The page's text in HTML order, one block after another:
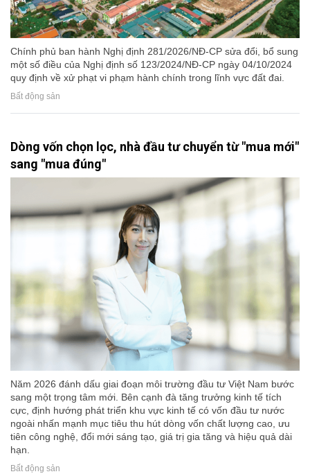
Chính phủ ban hành Nghị định 281/2026/NĐ-CP sửa đổi, bổ sung
một số điều của Nghị định số 123/2024/NĐ-CP ngày 04/10/2024
quy định về xử phạt vi phạm hành chính trong lĩnh vực đất đai.
Bất động sản
Dòng vốn chọn lọc, nhà đầu tư chuyển từ "mua mới"
sang "mua đúng"
Năm 2026 đánh dấu giai đoạn môi trường đầu tư Việt Nam bước
sang một trọng tâm mới. Bên cạnh đà tăng trưởng kinh tế tích
cực, định hướng phát triển khu vực kinh tế có vốn đầu tư nước
ngoài nhấn mạnh mục tiêu thu hút dòng vốn chất lượng cao, ưu
tiên công nghệ, đổi mới sáng tạo, giá trị gia tăng và hiệu quả dài
hạn.
Bất động sản